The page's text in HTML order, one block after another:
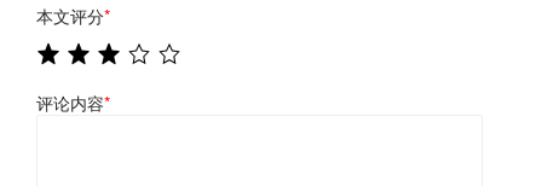
本文评分*
评论内容*